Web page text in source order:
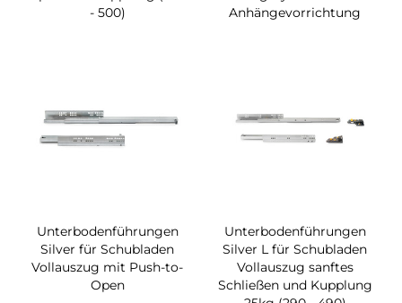
- 500)
Anhängevorrichtung
Unterbodenführungen
Silver für Schubladen
Vollauszug mit Push-to-
Open
Unterbodenführungen
Silver L für Schubladen
Vollauszug sanftes
Schließen und Kupplung